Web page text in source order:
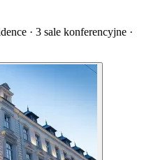
· 3 sale konferencyjne ·